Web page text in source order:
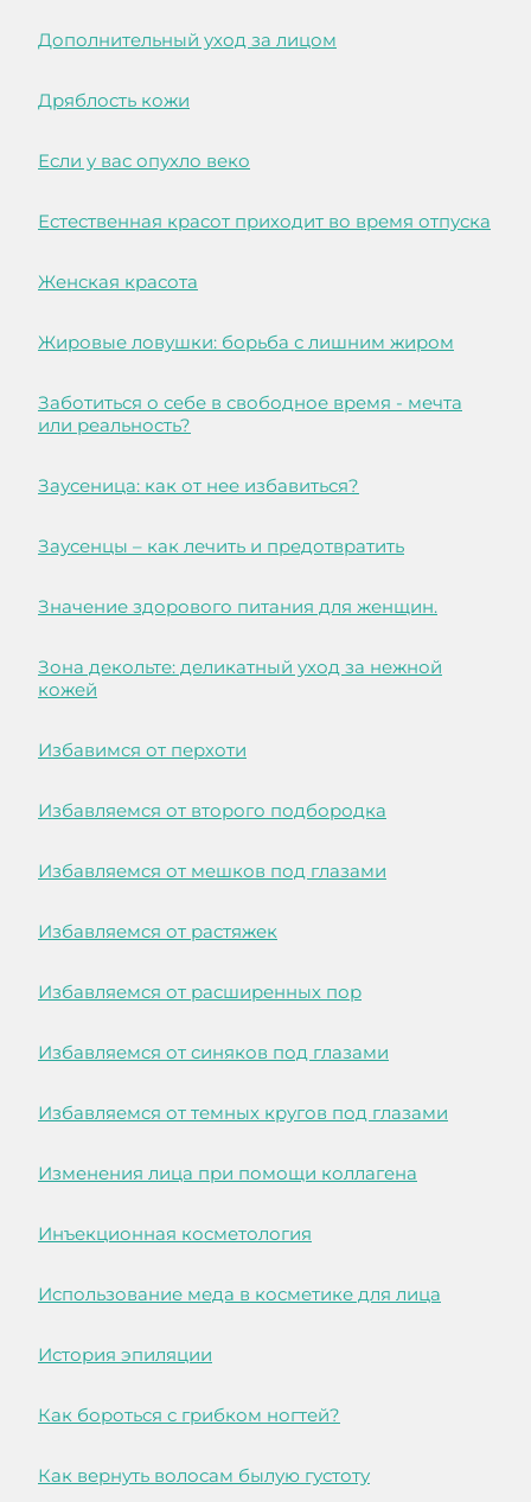
Дополнительный уход за лицом
Дряблость кожи
Если у вас опухло веко
Естественная красот приходит во время отпуска
Женская красота
Жировые ловушки: борьба с лишним жиром
Заботиться о себе в свободное время - мечта
или реальность?
Заусеница: как от нее избавиться?
Заусенцы – как лечить и предотвратить
Значение здорового питания для женщин.
Зона декольте: деликатный уход за нежной
кожей
Избавимся от перхоти
Избавляемся от второго подбородка
Избавляемся от мешков под глазами
Избавляемся от растяжек
Избавляемся от расширенных пор
Избавляемся от синяков под глазами
Избавляемся от темных кругов под глазами
Изменения лица при помощи коллагена
Инъекционная косметология
Использование меда в косметике для лица
История эпиляции
Как бороться с грибком ногтей?
Как вернуть волосам былую густоту